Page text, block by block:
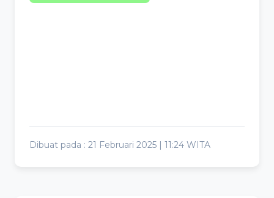
Dibuat pada : 21 Februari 2025 | 11:24 WITA